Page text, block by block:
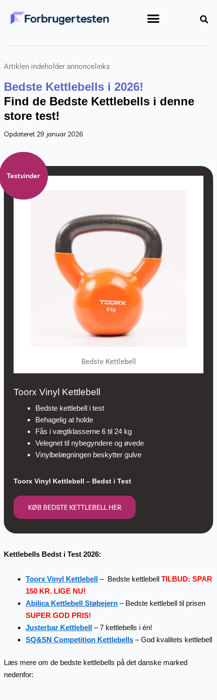
Artiklen indeholder annoncelinks
Bedste Kettlebells i 2026!
Find de Bedste Kettlebells i denne
store test!
Opdateret 29. januar 2026
Testvinder
Bedste Kettlebell
Toorx Vinyl Kettlebell
Bedste kettlebell i test
Behagelig at holde
Fås i vægtklasserne 6 til 24 kg
Velegnet til nybegyndere og øvede
Vinylbelægningen beskytter gulve
Toorx Vinyl Kettlebell – Bedst i Test
KØB BEDSTE KETTLEBELL HER
Kettlebells Bedst i Test 2026:
Toorx Vinyl Kettlebell– Bedste kettlebell TILBUD: SPAR
150 KR. LIGE NU!
Abilica Kettlebell Støbejern– Bedste kettlebell til prisen
SUPER GOD PRIS!
Justerbar Kettlebell– 7 kettlebells i én!
SQ&SN Competition Kettlebells– God kvalitets kettlebell
Læs mere om de bedste kettlebells på det danske marked
nedenfor: